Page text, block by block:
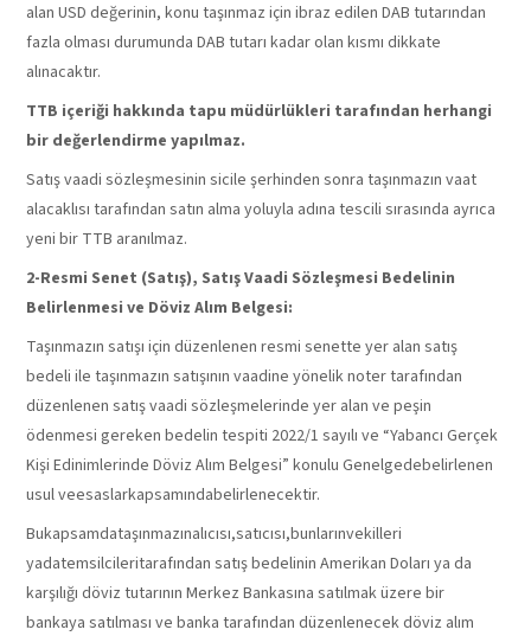
alan USD değerinin, konu taşınmaz için ibraz edilen DAB tutarından
fazla olması durumunda DAB tutarı kadar olan kısmı dikkate
alınacaktır.
TTB içeriği hakkında tapu müdürlükleri tarafından herhangi
bir değerlendirme yapılmaz.
Satış vaadi sözleşmesinin sicile şerhinden sonra taşınmazın vaat
alacaklısı tarafından satın alma yoluyla adına tescili sırasında ayrıca
yeni bir TTB aranılmaz.
2-Resmi Senet (Satış), Satış Vaadi Sözleşmesi Bedelinin
Belirlenmesi ve Döviz Alım Belgesi:
Taşınmazın satışı için düzenlenen resmi senette yer alan satış
bedeli ile taşınmazın satışının vaadine yönelik noter tarafından
düzenlenen satış vaadi sözleşmelerinde yer alan ve peşin
ödenmesi gereken bedelin tespiti 2022/1 sayılı ve “Yabancı Gerçek
Kişi Edinimlerinde Döviz Alım Belgesi” konulu Genelgedebelirlenen
usul veesaslarkapsamındabelirlenecektir.
Bukapsamdataşınmazınalıcısı,satıcısı,bunlarınvekilleri
yadatemsilcileritarafından satış bedelinin Amerikan Doları ya da
karşılığı döviz tutarının Merkez Bankasına satılmak üzere bir
bankaya satılması ve banka tarafından düzenlenecek döviz alım